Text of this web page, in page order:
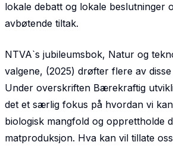
lokale debatt og lokale beslutninger
avbøtende tiltak.
NTVA`s jubileumsbok, Natur og
valgene, (2025) drøfter flere av
Under overskriften Bærekraftig
det et særlig fokus på hvordan vi
biologisk mangfold og opprettholde
matproduksjon. Hva kan vil tillate